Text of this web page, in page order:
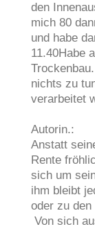
den
mich 80
und habe
11.40Habe
nichts zu
verarbeitet
Autorin.:
Anstatt
Rente
sich um
ihm bleibt
oder zu
Von sich